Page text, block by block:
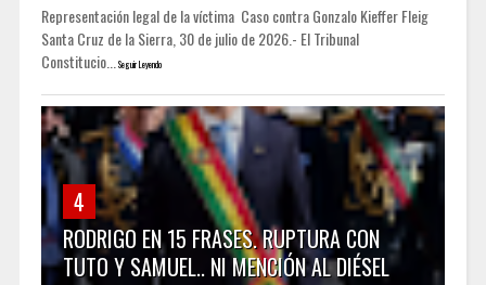
Representación legal de la víctima Caso contra Gonzalo Kieffer Fleig
Santa Cruz de la Sierra, 30 de julio de 2026.- El Tribunal
Constitucio...
Seguir Leyendo
4
RODRIGO EN 15 FRASES. RUPTURA CON
TUTO Y SAMUEL.. NI MENCIÓN AL DIÉSEL